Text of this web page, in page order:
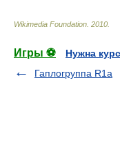
Wikimedia Foundation 2010
Игры ⚽
Нужна
Гаплогруппа R1a